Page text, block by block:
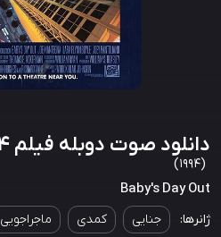
دانلود صوت دوبله فیلم Baby’s Day Out 1994
(1994)
Baby's Day Out
ژانرها: جنایی کمدی ماجراجویی